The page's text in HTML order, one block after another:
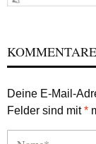
KOMMENTARE
Deine E-Mail-
Felder sind mit*